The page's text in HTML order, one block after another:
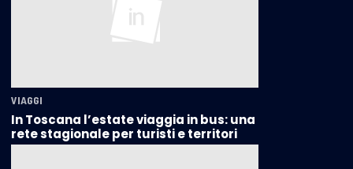
VIAGGI
In Toscana l’estate viaggia in bus: una
rete stagionale per turisti e territori